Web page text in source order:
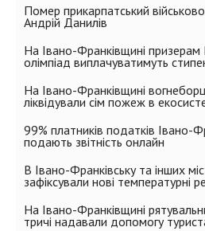
Помер прикарпатський
Андрій Данилів
На Івано-Франківщині призерам
олімпіад виплачуватимуть
На Івано-Франківщині
ліквідували сім пожеж в
99% платників податків Івано-
подають звітність онлайн
В Івано-Франківську та інших
зафіксували нові температурні
На Івано-Франківщині
тричі надавали допомогу